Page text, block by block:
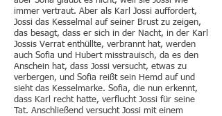
immer vertraut. Aber als Karl Jossi auffordert,
Jossi das Kesselmal auf seiner Brust zu zeigen,
das besagt, dass er sich in der Nacht, in der Karl
Jossis Verrat enthüllte, verbrannt hat, werden
auch Sofia und Hubert misstrauisch, da es den
Anschein hat, dass Jossi versucht, etwas zu
verbergen, und Sofia reißt sein Hemd auf und
sieht das Kesselmarke. Sofia, die nun erkennt,
dass Karl recht hatte, verflucht Jossi für seine
Tat. Anschließend versucht Jossi mit einem